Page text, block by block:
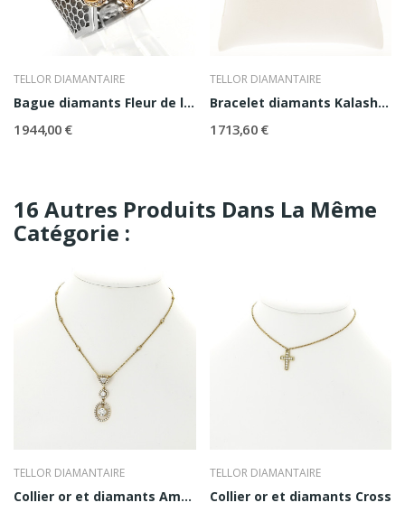
TELLOR DIAMANTAIRE
Bague diamants Fleur de lys
1 944,00 €
TELLOR DIAMANTAIRE
Bracelet diamants Kalashnikov
1 713,60 €
16 Autres Produits Dans La Même
Catégorie :
TELLOR DIAMANTAIRE
Collier or et diamants Amber
TELLOR DIAMANTAIRE
Collier or et diamants Cross